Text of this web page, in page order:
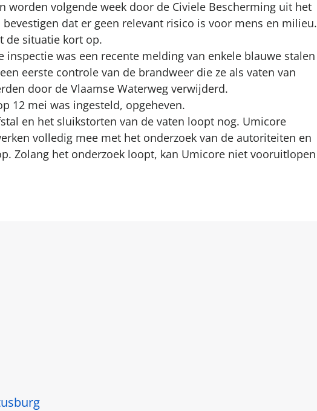
worden volgende week door de Civiele Bescherming uit het
dat er geen relevant risico is voor mens en milieu.
de situatie kort op.
inspectie was een recente melding van enkele blauwe stalen
eerste controle van de brandweer die ze als vaten van
door de Vlaamse Waterweg verwijderd.
12 mei was ingesteld, opgeheven.
en het sluikstorten van de vaten loopt nog. Umicore
volledig mee met het onderzoek van de autoriteiten en
Zolang het onderzoek loopt, kan Umicore niet vooruitlopen